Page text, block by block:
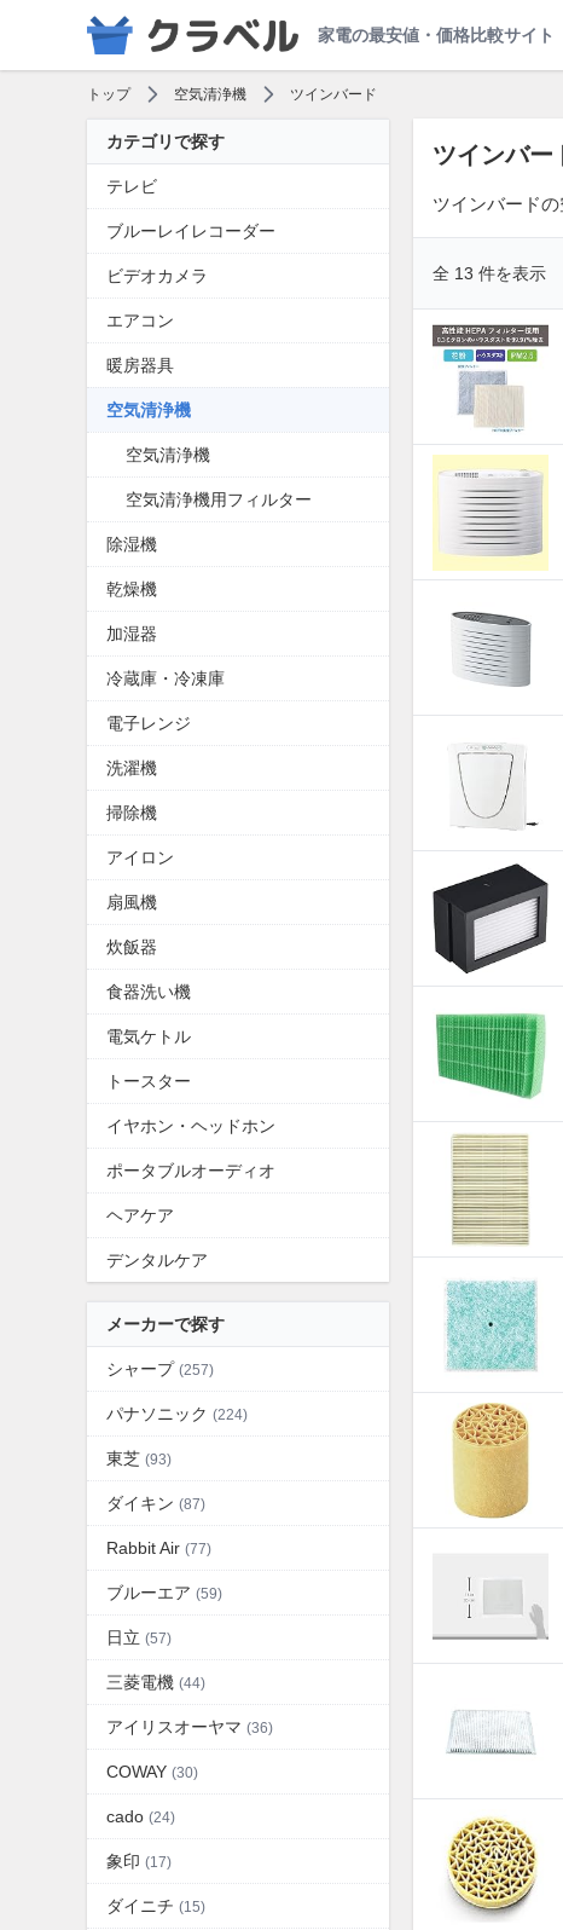
家電の最安値・価格比較サイト
トップ 空気清浄機 ツインバード
ツインバー
ツインバード
全 13 件を表示
カテゴリで探す
テレビ
ブルーレイレコーダー
ビデオカメラ
エアコン
暖房器具
空気清浄機
空気清浄機
空気清浄機用フィルター
除湿機
乾燥機
加湿器
冷蔵庫・冷凍庫
電子レンジ
洗濯機
掃除機
アイロン
扇風機
炊飯器
食器洗い機
電気ケトル
トースター
イヤホン・ヘッドホン
ポータブルオーディオ
ヘアケア
デンタルケア
メーカーで探す
シャープ (257)
パナソニック (224)
東芝 (93)
ダイキン (87)
Rabbit Air (77)
ブルーエア (59)
日立 (57)
三菱電機 (44)
アイリスオーヤマ (36)
COWAY (30)
cado (24)
象印 (17)
ダイニチ (15)